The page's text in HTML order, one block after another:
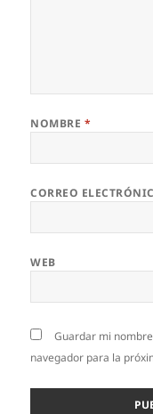
NOMBRE *
CORREO
WEB
Guardar mi
navegador para la